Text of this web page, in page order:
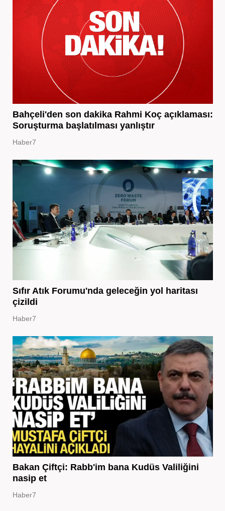
Bahçeli'den son dakika Rahmi Koç açıklaması:
Soruşturma başlatılması yanlıştır
Haber7
Sıfır Atık Forumu'nda geleceğin yol haritası
çizildi
Haber7
Bakan Çiftçi: Rabb'im bana Kudüs Valiliğini
nasip et
Haber7